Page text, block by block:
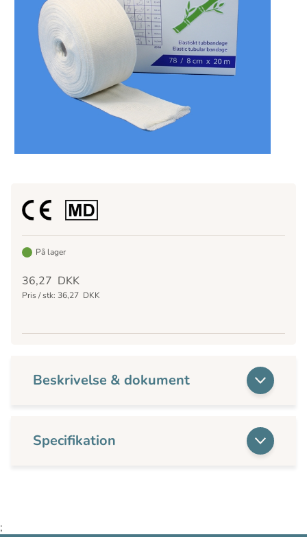
På lager
36,27 DKK
Pris / stk: 36,27 DKK
Beskrivelse & dokument
Specifikation
;